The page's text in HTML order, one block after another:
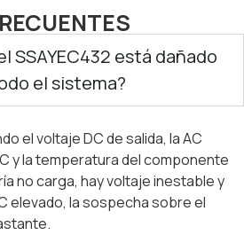
SSAYEC432 está dañado
el sistema?
el voltaje DC de salida, la AC
y la temperatura del componente
no carga, hay voltaje inestable y
elevado, la sospecha sobre el